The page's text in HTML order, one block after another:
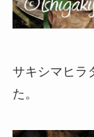
サキシマヒラ
た。